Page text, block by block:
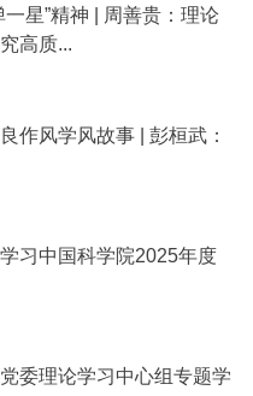
一星”精神 | 周善贵：理论
高质...
作风学风故事 | 彭桓武：
习中国科学院2025年度
委理论学习中心组专题学